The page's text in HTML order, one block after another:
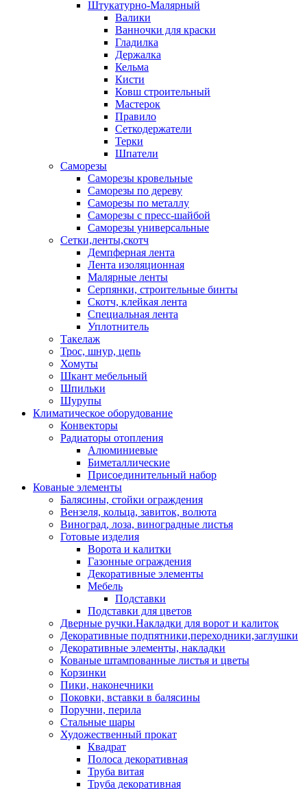
Штукатурно-Малярный
Валики
Ванночки для краски
Гладилка
Держалка
Кельма
Кисти
Ковш строительный
Мастерок
Правило
Сеткодержатели
Терки
Шпатели
Саморезы
Саморезы кровельные
Саморезы по дереву
Саморезы по металлу
Саморезы с пресс-шайбой
Саморезы универсальные
Сетки,ленты,скотч
Демпферная лента
Лента изоляционная
Малярные ленты
Серпянки, строительные бинты
Скотч, клейкая лента
Специальная лента
Уплотнитель
Такелаж
Трос, шнур, цепь
Хомуты
Шкант мебельный
Шпильки
Шурупы
Климатическое оборудование
Конвекторы
Радиаторы отопления
Алюминиевые
Биметаллические
Присоединительный набор
Кованые элементы
Балясины, стойки ограждения
Вензеля, кольца, завиток, волюта
Виноград, лоза, виноградные листья
Готовые изделия
Ворота и калитки
Газонные ограждения
Декоративные элементы
Мебель
Подставки
Подставки для цветов
Дверные ручки.Накладки для ворот и калиток
Декоративные подпятники,переходники,заглушки
Декоративные элементы, накладки
Кованые штампованные листья и цветы
Корзинки
Пики, наконечники
Поковки, вставки в балясины
Поручни, перила
Стальные шары
Художественный прокат
Квадрат
Полоса декоративная
Труба витая
Труба декоративная